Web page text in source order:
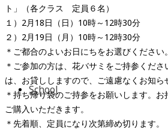
School
ト」（各クラス 定員６名）
１）2月18日（日）10時～12時30分
２）2月19日（月）10時～12時30分
＊ご都合のよいお日にちをお選びください。
＊ご参加の方は、花バサミをご持参くだ
は、お貸ししますので、ご遠慮なくお知ら
＊持ち帰り袋のご持参をお願いします。
ご購入いただきます。
＊先着順、定員になり次第締め切ります。